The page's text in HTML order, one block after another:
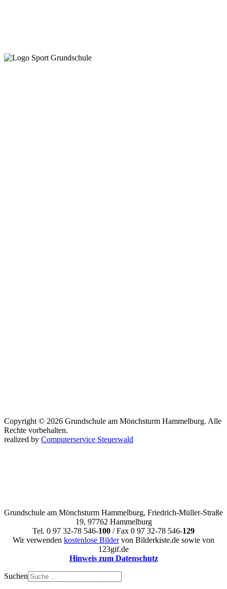
Copyright © 2026 Grundschule am Mönchsturm Hammelburg. Alle
Rechte vorbehalten.
realized by Computerservice Steuerwald
Grundschule am Mönchsturm Hammelburg, Friedrich-Müller-Straße
19, 97762 Hammelburg
Tel. 0 97 32-78 546-100 / Fax 0 97 32-78 546-129
Wir verwenden kostenlose Bildervon Bilderkiste.de sowie von
123gif.de
Hinweis zum Datenschutz
Suchen